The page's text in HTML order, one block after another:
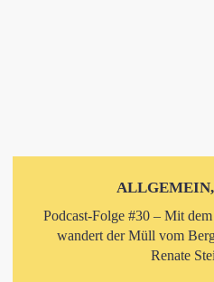
ALLGEMEIN,
Podcast-Folge #30 – Mit
wandert der Müll vom
Renate